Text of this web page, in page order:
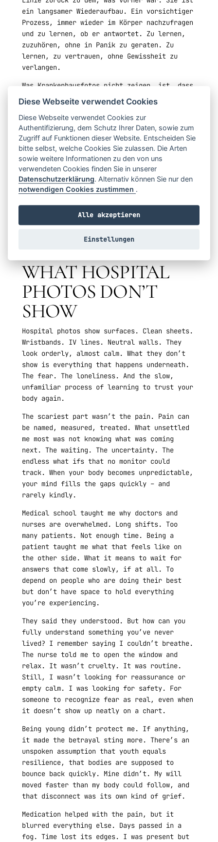
ein langsamer Wiederaufbau. Ein vorsichtiger
Prozess, immer wieder im Körper nachzufragen
und zu lernen, ob er antwortet. Zu lernen,
zuzuhören, ohne in Panik zu geraten. Zu
lernen, zu vertrauen, ohne Gewissheit zu
verlangen.
Was Krankenhausfotos nicht zeigen, ist, dass
Heilung nicht ästhetisch ist. Sie ist
chaotisch. Langsam. Persönlich. Sie ist
Angst, vermischt mit Geduld, Fortschritt
gefolgt von Rückschritten, Vertrauen, das in
Fragmenten neu entsteht.
Aber mit der Zeit verschiebt sich etwas.
Nicht auf einmal. Stück für Stück. Man
lernt, dass der eigene Körper nicht der
Feind ist – selbst dann, wenn er einen im
Stich lässt. Man lernt, weiterzugehen, ohne
das zu übergehen, was wehgetan hat. Und
irgendwann beginnt man, ihm wieder zu
vertrauen. Nicht, weil er perfekt ist.
WHAT HOSPITAL
PHOTOS DON’T
SHOW
Hospital photos show surfaces. Clean sheets.
Wristbands. IV lines. Neutral walls. They
look orderly, almost calm. What they don’t
show is everything that happens underneath.
The fear. The loneliness. And the slow,
unfamiliar process of learning to trust your
body again.
The scariest part wasn’t the pain. Pain can
be named, measured, treated. What unsettled
me most was not knowing what was coming
next. The waiting. The uncertainty. The
endless what ifs that no monitor could
track. When your body becomes unpredictable,
your mind fills the gaps quickly – and
rarely kindly.
Medical school taught me why doctors and
nurses are overwhelmed. Long shifts. Too
many patients. Not enough time. Being a
patient taught me what that feels like on
the other side. What it means to wait for
answers that come slowly, if at all. To
depend on people who are doing their best
but don’t have space to hold everything
you’re experiencing.
They said they understood. But how can you
fully understand something you’ve never
lived? I remember saying I couldn’t breathe.
The nurse told me to open the window and
relax. It wasn’t cruelty. It was routine.
Still, I wasn’t looking for reassurance or
empty calm. I was looking for safety. For
someone to recognize fear as real, even when
it doesn’t show up neatly on a chart.
Being young didn’t protect me. If anything,
it made the betrayal sting more. There’s an
unspoken assumption that youth equals
resilience, that bodies are supposed to
bounce back quickly. Mine didn’t. My will
moved faster than my body could follow, and
that disconnect was its own kind of grief.
Medication helped with the pain, but it
blurred everything else. Days passed in a
fog. Time lost its edges. I was present but
Diese Webseite verwendet Cookies
Diese Webseite verwendet Cookies zur
Authentifizierung, dem Schutz Ihrer Daten, sowie zum
Zugriff auf Funktionen dieser Website. Entscheiden Sie
bitte selbst, welche Cookies Sie zulassen. Die Arten
sowie weitere Informationen zu den von uns
verwendeten Cookies finden Sie in unserer
Datenschutzerklärung. Alternativ können Sie nur den
notwendigen Cookies zustimmen .
Alle akzeptieren
Einstellungen